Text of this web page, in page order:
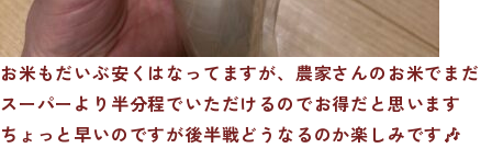
お米もだいぶ安くはなってますが、農家さんのお米でまだ
スーパーより半分程でいただけるのでお得だと思います
ちょっと早いのですが後半戦どうなるのか楽しみです🎶